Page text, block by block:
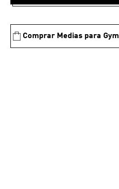
Comprar Medias para Gym